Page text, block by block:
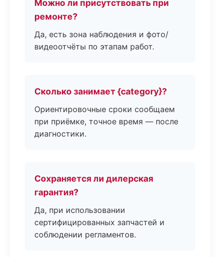
Можно ли присутствовать при
ремонте?
Да, есть зона наблюдения и фото/
видеоотчёты по этапам работ.
Сколько занимает {category}?
Ориентировочные сроки сообщаем
при приёмке, точное время — после
диагностики.
Сохраняется ли дилерская
гарантия?
Да, при использовании
сертифицированных запчастей и
соблюдении регламентов.